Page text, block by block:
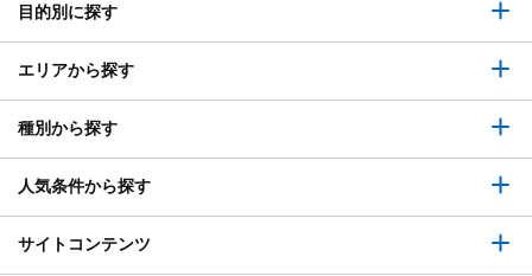
目的別に探す
エリアから探す
種別から探す
人気条件から探す
サイトコンテンツ